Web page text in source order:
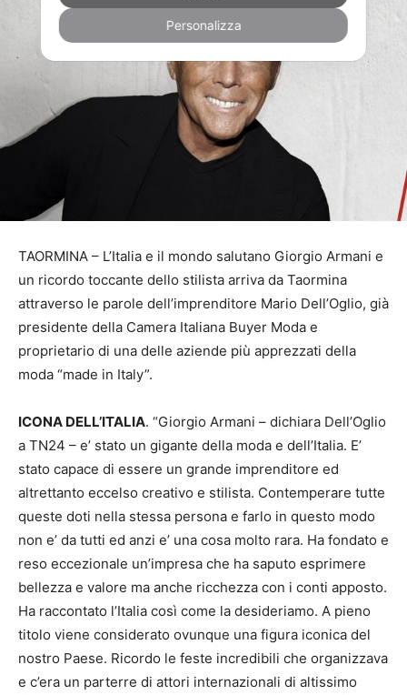
TAORMINA – L’Italia e il mondo salutano Giorgio Armani e
un ricordo toccante dello stilista arriva da Taormina
attraverso le parole dell’imprenditore Mario Dell’Oglio, già
presidente della Camera Italiana Buyer Moda e
proprietario di una delle aziende più apprezzati della
moda “made in Italy”.
ICONA DELL’ITALIA. “Giorgio Armani – dichiara Dell’Oglio
a TN24 – e’ stato un gigante della moda e dell’Italia. E’
stato capace di essere un grande imprenditore ed
altrettanto eccelso creativo e stilista. Contemperare tutte
queste doti nella stessa persona e farlo in questo modo
non e’ da tutti ed anzi e’ una cosa molto rara. Ha fondato e
reso eccezionale un’impresa che ha saputo esprimere
bellezza e valore ma anche ricchezza con i conti apposto.
Ha raccontato l’Italia così come la desideriamo. A pieno
titolo viene considerato ovunque una figura iconica del
nostro Paese. Ricordo le feste incredibili che organizzava
e c’era un parterre di attori internazionali di altissimo
Personalizza